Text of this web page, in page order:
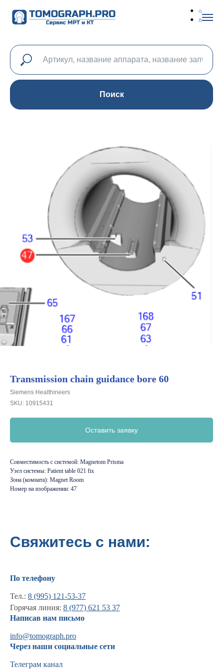
Поиск
Transmission chain guidance bore 60
Siemens Healthineers
SKU: 10915431
Оставить заявку
Совместимость с системой: Magnetom Prisma
Узел системы: Patient table 021 fix
Зона (комната): Magnet Room
Номер на изображении: 47
Свяжитесь с нами:
По телефону
Тел.: 8 (995) 121-53-37
Горячая линия: 8 (977) 621 53 37
Написав нам письмо
info@tomograph.pro
Через наши социальные сети
Телеграм канал
Информация
Новости и статьи
Наши проекты
Благодарности
Ремонт МРТ
Лицензии